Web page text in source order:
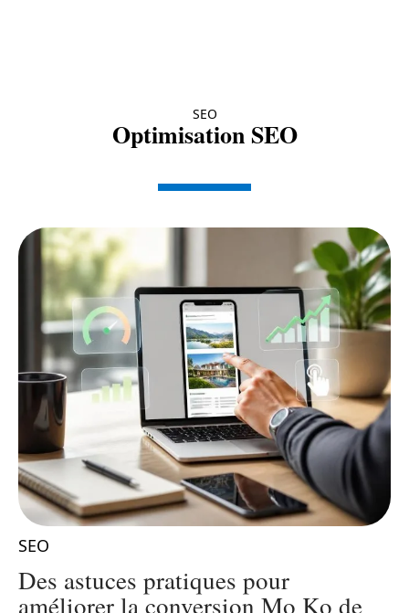
SEO
Optimisation SEO
SEO
Des astuces pratiques pour
améliorer la conversion Mo Ko de